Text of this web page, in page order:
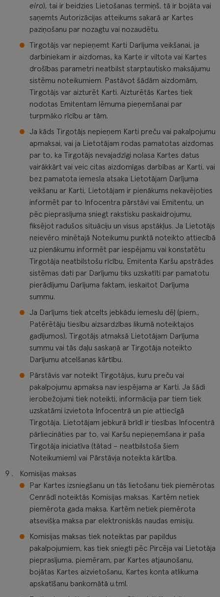
eiro), tai ir beidzies Lietošanas termiņš, tā ir bojāta vai
saņemts Autorizācijas atteikums sakarā ar Kartes
paziņošanu par nozagtu vai nozaudētu.
Tirgotājs var nepieņemt Karti Darījuma veikšanai, ja
darbiniekam ir aizdomas, ka Karte ir viltota vai Kartes
drošības parametri neatbilst starptautisko maksājumu
sistēmu noteikumiem. Pastāvot šādām aizdomām,
Tirgotājs var aizturēt Karti. Aizturētās Kartes tiek
nodotas Emitentam lēmuma pieņemšanai par
turpmāko rīcību ar tām.
Ja kāds Tirgotājs nepieņem Karti preču vai pakalpojumu
apmaksai, vai ja Lietotājam rodas pamatotas aizdomas
par to, ka Tirgotājs nevajadzīgi nolasa Kartes datus
vairākkārt vai veic citas aizdomīgas darbības ar Karti, vai
bez pamatota iemesla atsaka Lietotājam Darījuma
veikšanu ar Karti, Lietotājam ir pienākums nekavējoties
informēt par to Infocentra pārstāvi vai Emitentu, un
pēc pieprasījuma sniegt rakstisku paskaidrojumu,
fiksējot radušos situāciju un visus apstākļus. Ja Lietotājs
neievēro minētajā Noteikumu punktā noteikto attiecībā
uz pienākumu informēt par iespējamu vai konstatētu
Tirgotāja neatbilstošu rīcību, Emitenta Karšu apstrādes
sistēmas dati par Darījumu tiks uzskatīti par pamatotu
pierādījumu Darījuma faktam, ieskaitot Darījuma
summu.
Ja Darījums tiek atcelts jebkādu iemeslu dēļ (piem.,
Patērētāju tiesību aizsardzības likumā noteiktajos
gadījumos), Tirgotājs atmaksā Lietotājam Darījuma
summu vai tās daļu saskaņā ar Tirgotāja noteikto
Darījumu atcelšanas kārtību.
Pārstāvis var noteikt Tirgotājus, kuru preču vai
pakalpojumu apmaksa nav iespējama ar Karti. Ja šādi
ierobežojumi tiek noteikti, informācija par tiem tiek
uzskatāmi izvietota Infocentrā un pie attiecīgā
Tirgotāja. Lietotājam jebkurā brīdī ir tiesības Infocentrā
pārliecināties par to, vai Karšu nepieņemšana ir paša
Tirgotāja iniciatīva (tātad – neatbilstoša šiem
Noteikumiem) vai Pārstāvja noteikta kārtība.
Komisijas maksas
Par Kartes izsniegšanu un tās lietošanu tiek piemērotas
Cenrādī noteiktās Komisijas maksas. Kartēm netiek
piemērota gada maksa. Kartēm netiek piemērota
atsevišķa maksa par elektroniskās naudas emisiju.
Komisijas maksas tiek noteiktas par papildus
pakalpojumiem, kas tiek sniegti pēc Pircēja vai Lietotāja
pieprasījuma, piemēram, par Kartes atjaunošanu,
bojātas Kartes aizvietošanu, Kartes konta atlikuma
apskatīšanu bankomātā u.tml.